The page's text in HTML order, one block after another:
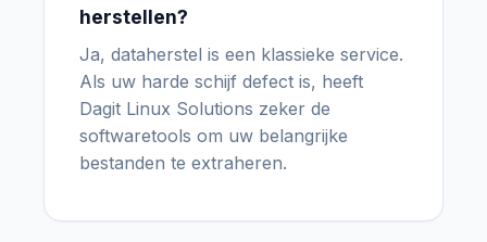
herstellen?
Ja, dataherstel is een klassieke service.
Als uw harde schijf defect is, heeft
Dagit Linux Solutions zeker de
softwaretools om uw belangrijke
bestanden te extraheren.